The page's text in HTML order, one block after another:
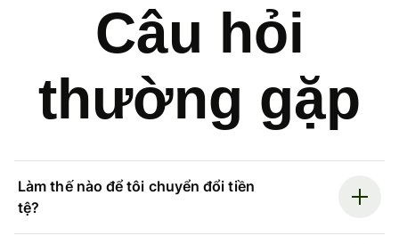
Câu hỏi
thường gặp
Làm thế nào để tôi chuyển đổi tiền
tệ?